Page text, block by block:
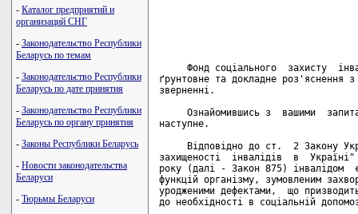
- Каталог предприятий и
организаций СНГ
- Законодательство Республики
Беларусь по темам
- Законодательство Республики
Беларусь по дате принятия
- Законодательство Республики
Беларусь по органу принятия
- Законы Республики Беларусь
- Новости законодательства
Беларуси
- Тюрьмы Беларуси
Фонд соціального  захисту
ґрунтовне та докладне роз'яснення
зверненні.
Ознайомившись з  вашими
наступне.
Відповідно до ст.  2 Закону
захищеності  інвалідів  в
року (далі - Закон 875) інвалідом
функцій організму, зумовленим
уродженими дефектами,  що
до необхідності в соціальній